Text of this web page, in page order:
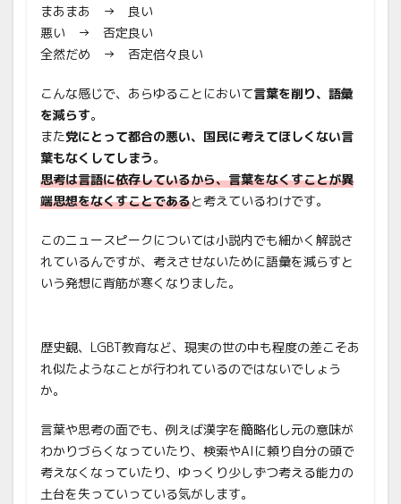
まあまあ → 良い
悪い → 否定良い
全然だめ → 否定倍々良い
こんな感じで、あらゆることにおいて言葉を削り、語彙
を減らす。
また党にとって都合の悪い、国民に考えてほしくない言
葉もなくしてしまう。
思考は言語に依存しているから、言葉をなくすことが異
端思想をなくすことであると考えているわけです。
このニュースピークについては小説内でも細かく解説さ
れているんですが、考えさせないために語彙を減らすと
いう発想に背筋が寒くなりました。
歴史観、LGBT教育など、現実の世の中も程度の差こそあ
れ似たようなことが行われているのではないでしょう
か。
言葉や思考の面でも、例えば漢字を簡略化し元の意味が
わかりづらくなっていたり、検索やAIに頼り自分の頭で
考えなくなっていたり、ゆっくり少しずつ考える能力の
土台を失っていっている気がします。